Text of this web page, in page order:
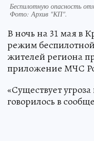
Беспилотную опасность
Фото:Архив "КП".
В ночь на 31 мая в
режим
жителей региона
приложение МЧС
«Существует
говорилось в